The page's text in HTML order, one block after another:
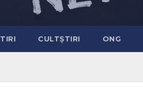
CULTȘTIRI ONG